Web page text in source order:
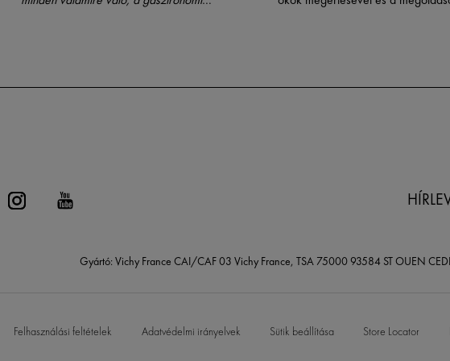
Gyártó: Vichy France CAI/CAF 03 Vichy France, TSA 75000 93584 ST OUEN
Felhasználási feltételek Adatvédelmi irányelvek Sütik beállítása Store Locator